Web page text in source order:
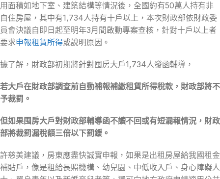
用面積如地下室、建築結構等情況後，全國約有50萬人持有非
自住房屋，其中有1,734人持有十戶以上，本次財政部依財政委
員會決議自即日起至明年3月間啟動專案查核，針對十戶以上者
要求申報租賃所得或說明原因。
據了解，財政部初期將針對囤房大戶1,734人發函輔導，
若大戶在財政部調查前自動補報補繳租賃所得稅款，財政部將不
予裁罰。
但如果囤房大戶對財政部輔導函不讀不回或有短漏報情況，財政
部將裁罰漏稅額三倍以下罰鍰。
許慈美建議，房東應盡快誠實申報，如果是出租房屋給我國租金
補貼戶，像是租給長照機構、幼兒園、中低收入戶、身心障礙人